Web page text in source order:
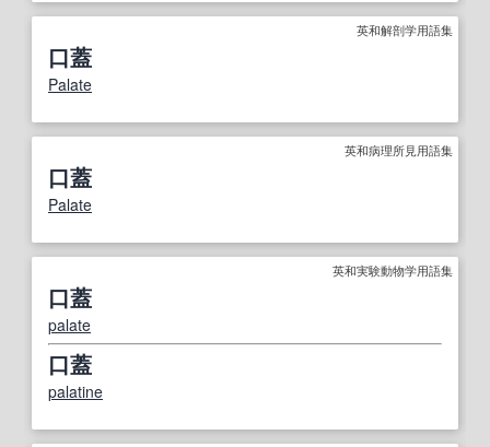
英和解剖学用語集
口蓋
Palate
英和病理所見用語集
口蓋
Palate
英和実験動物学用語集
口蓋
palate
口蓋
palatine